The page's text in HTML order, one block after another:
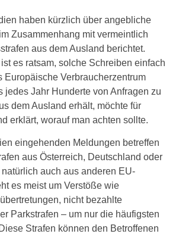
haben kürzlich über angebliche
Zusammenhang mit vermeintlich
aus dem Ausland berichtet.
es ratsam, solche Schreiben einfach
Europäische Verbraucherzentrum
jedes Jahr Hunderte von Anfragen zu
dem Ausland erhält, möchte für
erklärt, worauf man achten sollte.
eingehenden Meldungen betreffen
aus Österreich, Deutschland oder
auch aus anderen EU-
es meist um Verstöße wie
nicht bezahlte
Parkstrafen – um nur die häufigsten
Strafen können den Betroffenen